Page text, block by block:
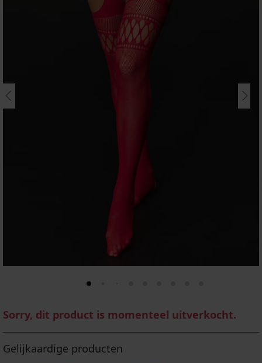
Sorry, dit product is momenteel uitverkocht.
Gelijkaardige producten